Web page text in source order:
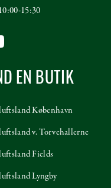
15:30
EN BUTIK
København
v. Torvehallerne
Fields
Lyngby